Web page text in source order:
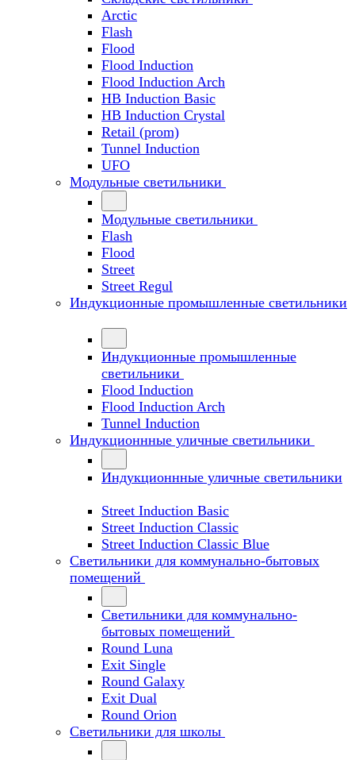
Arctic
Flash
Flood
Flood Induction
Flood Induction Arch
HB Induction Basic
HB Induction Crystal
Retail (prom)
Tunnel Induction
UFO
Модульные светильники
Модульные светильники
Flash
Flood
Street
Street Regul
Индукционные промышленные светильники
Индукционные промышленные
светильники
Flood Induction
Flood Induction Arch
Tunnel Induction
Индукционнные уличные светильники
Индукционнные уличные светильники
Street Induction Basic
Street Induction Classic
Street Induction Classic Blue
Светильники для коммунально-бытовых
помещений
Светильники для коммунально-
бытовых помещений
Round Luna
Exit Single
Round Galaxy
Exit Dual
Round Orion
Светильники для школы